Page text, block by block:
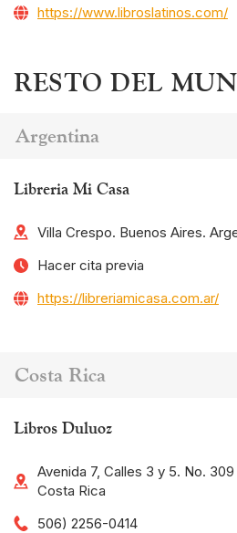
https://www.libroslatinos.com/
RESTO DEL
Argentina
Libreria Mi Casa
Villa Crespo. Buenos Aires.
Hacer cita previa
https://libreriamicasa.com.ar/
Costa Rica
Libros Duluoz
Avenida 7, Calles 3 y 5. No.
Costa Rica
506) 2256-0414